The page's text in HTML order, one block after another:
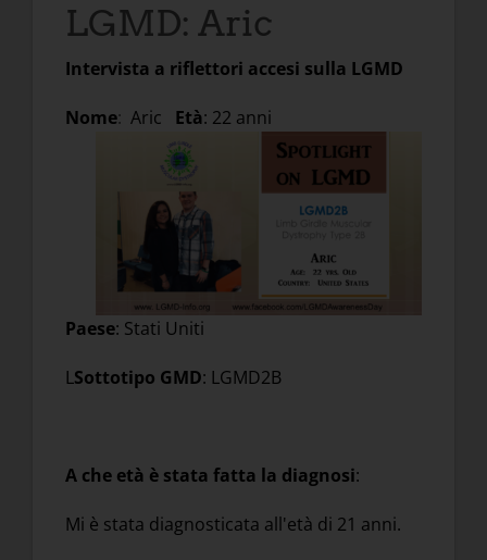
LGMD: Aric
Intervista a riflettori accesi sulla LGMD
Nome: Aric Età: 22 anni
Paese: Stati Uniti
LSottotipo GMD: LGMD2B
A che età è stata fatta la diagnosi:
Mi è stata diagnosticata all'età di 21 anni.